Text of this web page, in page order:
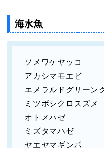
海水魚
ソメワケヤッコ
アカシマモエビ
エメラルドグリーン
ミツボシクロスズメ
オトメハゼ
ミズタマハゼ
ヤエヤマギンポ